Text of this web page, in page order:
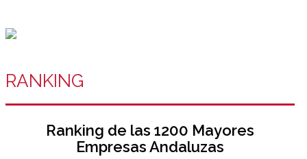
RANKING
Ranking de las 1200 Mayores
Empresas Andaluzas